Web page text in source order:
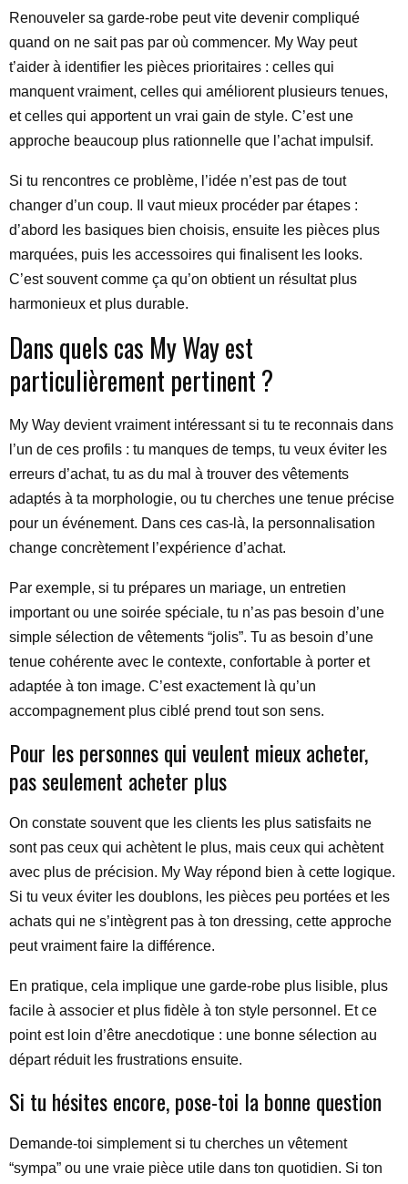
Renouveler sa garde-robe peut vite devenir compliqué
quand on ne sait pas par où commencer. My Way peut
t’aider à identifier les pièces prioritaires : celles qui
manquent vraiment, celles qui améliorent plusieurs tenues,
et celles qui apportent un vrai gain de style. C’est une
approche beaucoup plus rationnelle que l’achat impulsif.
Si tu rencontres ce problème, l’idée n’est pas de tout
changer d’un coup. Il vaut mieux procéder par étapes :
d’abord les basiques bien choisis, ensuite les pièces plus
marquées, puis les accessoires qui finalisent les looks.
C’est souvent comme ça qu’on obtient un résultat plus
harmonieux et plus durable.
Dans quels cas My Way est
particulièrement pertinent ?
My Way devient vraiment intéressant si tu te reconnais dans
l’un de ces profils : tu manques de temps, tu veux éviter les
erreurs d’achat, tu as du mal à trouver des vêtements
adaptés à ta morphologie, ou tu cherches une tenue précise
pour un événement. Dans ces cas-là, la personnalisation
change concrètement l’expérience d’achat.
Par exemple, si tu prépares un mariage, un entretien
important ou une soirée spéciale, tu n’as pas besoin d’une
simple sélection de vêtements “jolis”. Tu as besoin d’une
tenue cohérente avec le contexte, confortable à porter et
adaptée à ton image. C’est exactement là qu’un
accompagnement plus ciblé prend tout son sens.
Pour les personnes qui veulent mieux acheter,
pas seulement acheter plus
On constate souvent que les clients les plus satisfaits ne
sont pas ceux qui achètent le plus, mais ceux qui achètent
avec plus de précision. My Way répond bien à cette logique.
Si tu veux éviter les doublons, les pièces peu portées et les
achats qui ne s’intègrent pas à ton dressing, cette approche
peut vraiment faire la différence.
En pratique, cela implique une garde-robe plus lisible, plus
facile à associer et plus fidèle à ton style personnel. Et ce
point est loin d’être anecdotique : une bonne sélection au
départ réduit les frustrations ensuite.
Si tu hésites encore, pose-toi la bonne question
Demande-toi simplement si tu cherches un vêtement
“sympa” ou une vraie pièce utile dans ton quotidien. Si ton